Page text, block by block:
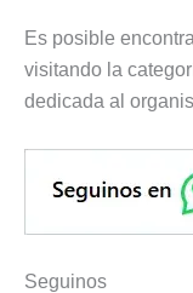
Es posible
visitando la
dedicada al
Seguinos